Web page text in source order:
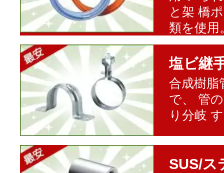
と架 橋
類を使用
塩ビ継
合成樹脂
で、 管
り分岐
SUS/ス